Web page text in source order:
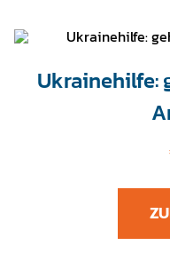
Ukrainehilfe: